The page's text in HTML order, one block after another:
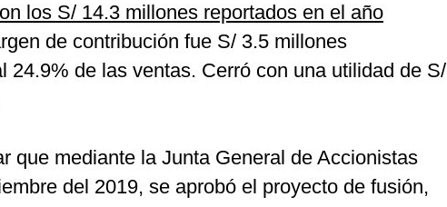
los S/ 14.3 millones reportados en el año
de contribución fue S/ 3.5 millones
24.9% de las ventas. Cerró con una utilidad de S/
que mediante la Junta General de Accionistas
del 2019, se aprobó el proyecto de fusión,